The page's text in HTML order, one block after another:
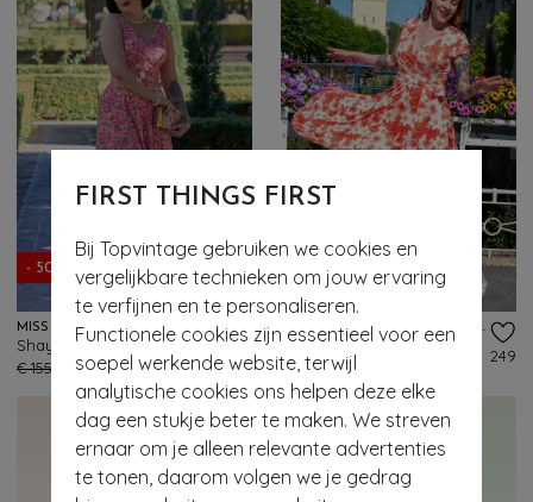
FIRST THINGS FIRST
Bij Topvintage gebruiken we cookies en
vergelijkbare technieken om jouw ervaring
te verfijnen en te personaliseren.
Functionele cookies zijn essentieel voor een
soepel werkende website, terwijl
analytische cookies ons helpen deze elke
dag een stukje beter te maken. We streven
ernaar om je alleen relevante advertenties
te tonen, daarom volgen we je gedrag
- 50%
MISS CANDYFLOSS
Shayna Jovial Floral maxi jurk in multi
€ 155,95
€ 77,95
240
EXCLUSIEF
VINTAGE CHIC FOR TOPVINTAGE
€ 75,95 € 29,95
249